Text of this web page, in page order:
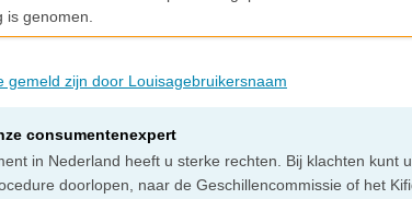
is genomen.
gemeld zijn door Louisagebruikersnaam
consumentenexpert
in Nederland heeft u sterke rechten. Bij klachten kunt
doorlopen, naar de Geschillencommissie of het